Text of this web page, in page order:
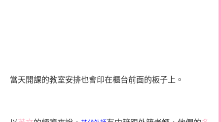
當天開課的教室安排也會印在櫃台前面的板子上。